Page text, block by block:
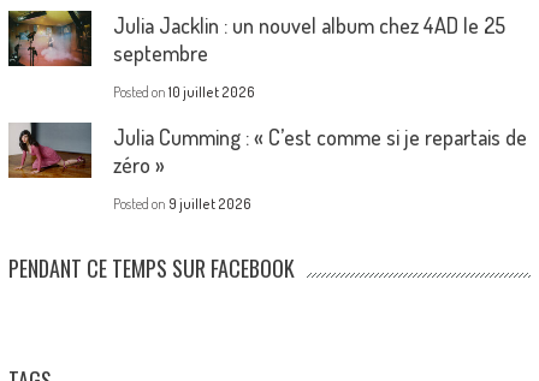
Julia Jacklin : un nouvel album chez 4AD le 25
septembre
Posted on 10 juillet 2026
Julia Cumming : « C’est comme si je repartais de
zéro »
Posted on 9 juillet 2026
PENDANT CE TEMPS SUR FACEBOOK